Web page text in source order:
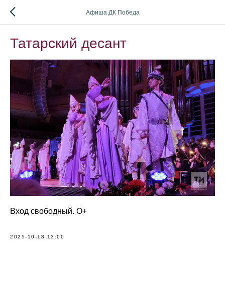
Афиша ДК Победа
Татарский десант
Вход свободный. О+
2025-10-18 13:00